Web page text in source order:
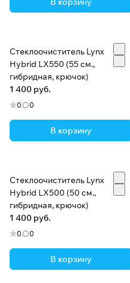
Стеклоочиститель Lynx
Hybrid LX550 (55 см.,
гибридная, крючок)
1 400 руб.
0 0
В корзину
Стеклоочиститель Lynx
Hybrid LX500 (50 см.,
гибридная, крючок)
1 400 руб.
0 0
В корзину